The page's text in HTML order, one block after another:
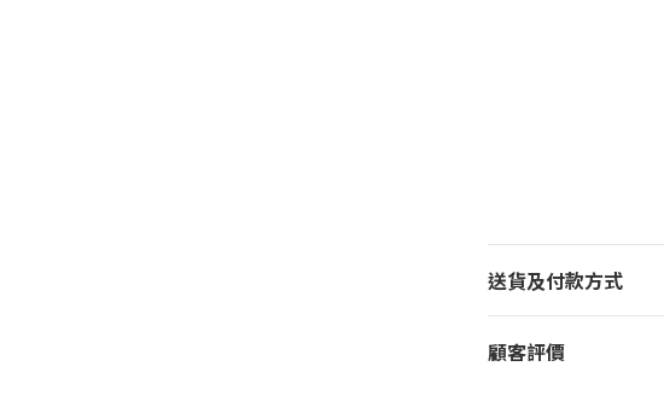
送貨及付款方式
顧客評價